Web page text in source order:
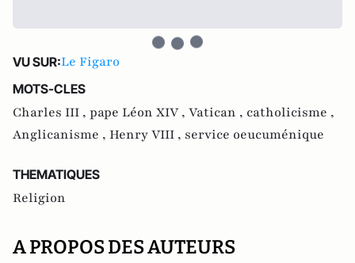
VU SUR:Le Figaro
MOTS-CLES
Charles III , pape Léon XIV , Vatican , catholicisme ,
Anglicanisme , Henry VIII , service oeucuménique
THEMATIQUES
Religion
A PROPOS DES AUTEURS